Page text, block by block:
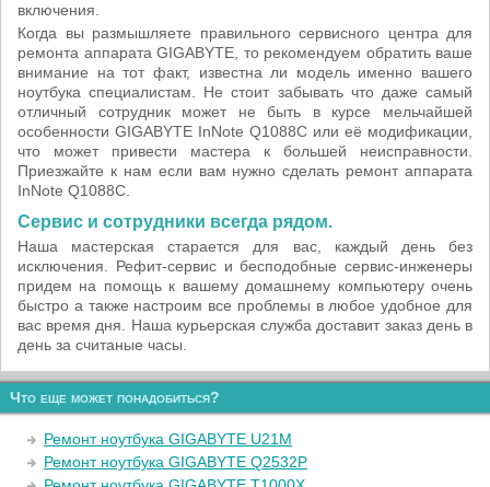
включения.
Когда вы размышляете правильного сервисного центра для
ремонта аппарата GIGABYTE, то рекомендуем обратить ваше
внимание на тот факт, известна ли модель именно вашего
ноутбука специалистам. Не стоит забывать что даже самый
отличный сотрудник может не быть в курсе мельчайшей
особенности GIGABYTE InNote Q1088C или её модификации,
что может привести мастера к большей неисправности.
Приезжайте к нам если вам нужно сделать ремонт аппарата
InNote Q1088C.
Сервис и сотрудники всегда рядом.
Наша мастерская старается для вас, каждый день без
исключения. Рефит-сервис и бесподобные сервис-инженеры
придем на помощь к вашему домашнему компьютеру очень
быстро а также настроим все проблемы в любое удобное для
вас время дня. Наша курьерская служба доставит заказ день в
день за считаные часы.
Что еще может понадобиться?
Ремонт ноутбука GIGABYTE U21M
Ремонт ноутбука GIGABYTE Q2532P